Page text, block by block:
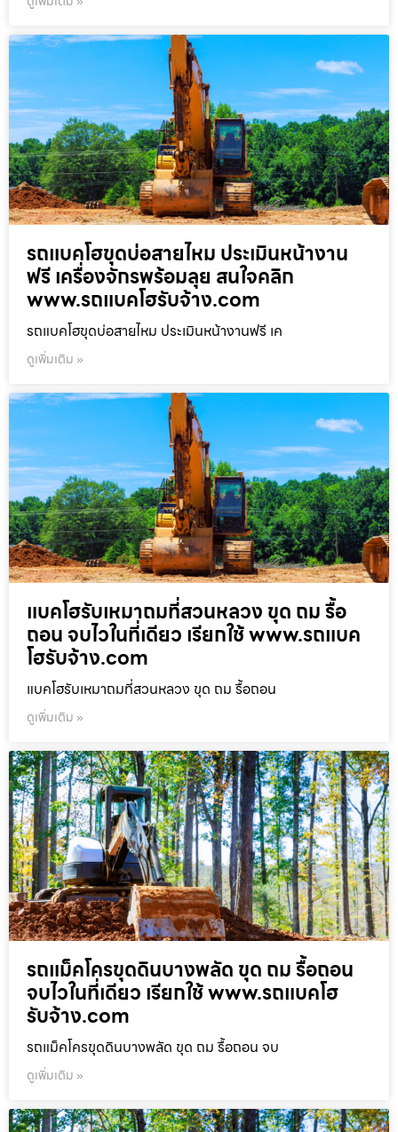
รถแบคโฮขุดบ่อสายไหม ประเมินหน้างาน
ฟรี เครื่องจักรพร้อมลุย สนใจคลิก
www.รถแบคโฮรับจ้าง.com
รถแบคโฮขุดบ่อสายไหม ประเมินหน้างานฟรี เค
ดูเพิ่มเติม »
แบคโฮรับเหมาถมที่สวนหลวง ขุด ถม รื้อ
ถอน จบไวในที่เดียว เรียกใช้ www.รถแบค
โฮรับจ้าง.com
แบคโฮรับเหมาถมที่สวนหลวง ขุด ถม รื้อถอน
ดูเพิ่มเติม »
รถแม็คโครขุดดินบางพลัด ขุด ถม รื้อถอน
จบไวในที่เดียว เรียกใช้ www.รถแบคโฮ
รับจ้าง.com
รถแม็คโครขุดดินบางพลัด ขุด ถม รื้อถอน จบ
ดูเพิ่มเติม »